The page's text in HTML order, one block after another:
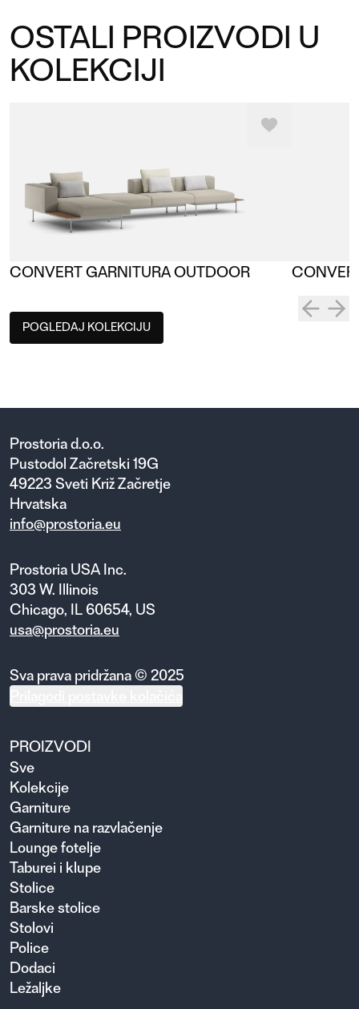
OSTALI PROIZVODI U
KOLEKCIJI
CONVERT GARNITURA OUTDOOR
POGLEDAJ KOLEKCIJU
Prostoria d.o.o.
Pustodol Začretski 19G
49223 Sveti Križ Začretje
Hrvatska
info@prostoria.eu
Prostoria USA Inc.
303 W. Illinois
Chicago, IL 60654, US
usa@prostoria.eu
Sva prava pridržana © 2025
PROIZVODI
Sve
Kolekcije
Garniture
Garniture na razvlačenje
Lounge fotelje
Taburei i klupe
Stolice
Barske stolice
Stolovi
Police
Dodaci
Ležaljke